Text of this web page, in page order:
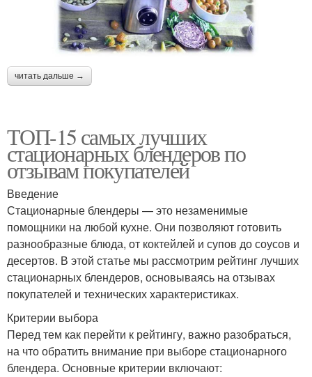
читать дальше →
ТОП-15 самых лучших
стационарных блендеров по
отзывам покупателей
Введение
Стационарные блендеры — это незаменимые
помощники на любой кухне. Они позволяют готовить
разнообразные блюда, от коктейлей и супов до соусов и
десертов. В этой статье мы рассмотрим рейтинг лучших
стационарных блендеров, основываясь на отзывах
покупателей и технических характеристиках.
Критерии выбора
Перед тем как перейти к рейтингу, важно разобраться,
на что обратить внимание при выборе стационарного
блендера. Основные критерии включают: